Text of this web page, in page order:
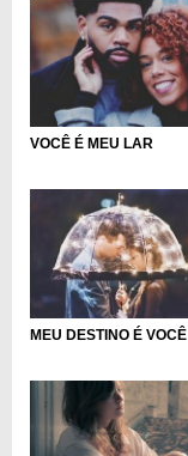
VOCÊ É MEU LAR
MEU DESTINO É VOCÊ